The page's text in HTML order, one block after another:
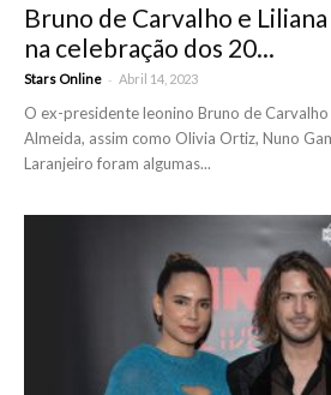
Bruno de Carvalho e
na celebração dos 20...
Stars Online - Abril 14, 2023
O ex-presidente leonino Bruno de Carvalho
Almeida, assim como Olivia Ortiz, Nuno
Laranjeiro foram algumas...